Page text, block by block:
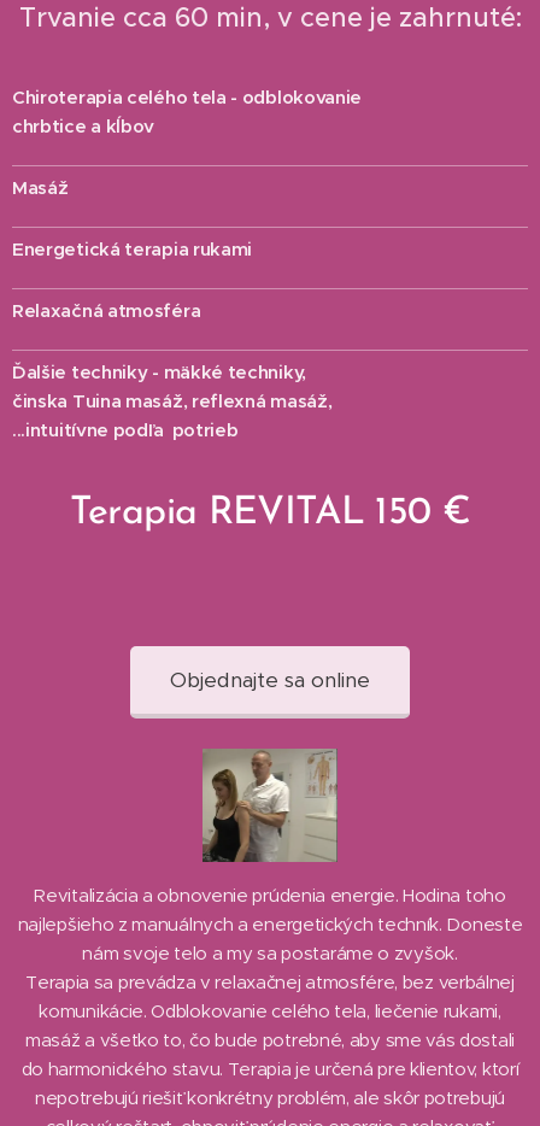
Trvanie cca 60 min, v cene je zahrnuté:
Chiroterapia celého tela - odblokovanie
chrbtice a kĺbov
Masáž
Energetická terapia rukami
Relaxačná atmosféra
Ďalšie techniky - mäkké techniky,
činska Tuina masáž, reflexná masáž,
...intuitívne podľa potrieb
Terapia REVITAL 150 €
Objednajte sa online
Revitalizácia a obnovenie prúdenia energie. Hodina toho
najlepšieho z manuálnych a energetických techník. Doneste
nám svoje telo a my sa postaráme o zvyšok.
Terapia sa prevádza v relaxačnej atmosfére, bez verbálnej
komunikácie. Odblokovanie celého tela, liečenie rukami,
masáž a všetko to, čo bude potrebné, aby sme vás dostali
do harmonického stavu. Terapia je určená pre klientov, ktorí
nepotrebujú riešiť konkrétny problém, ale skôr potrebujú